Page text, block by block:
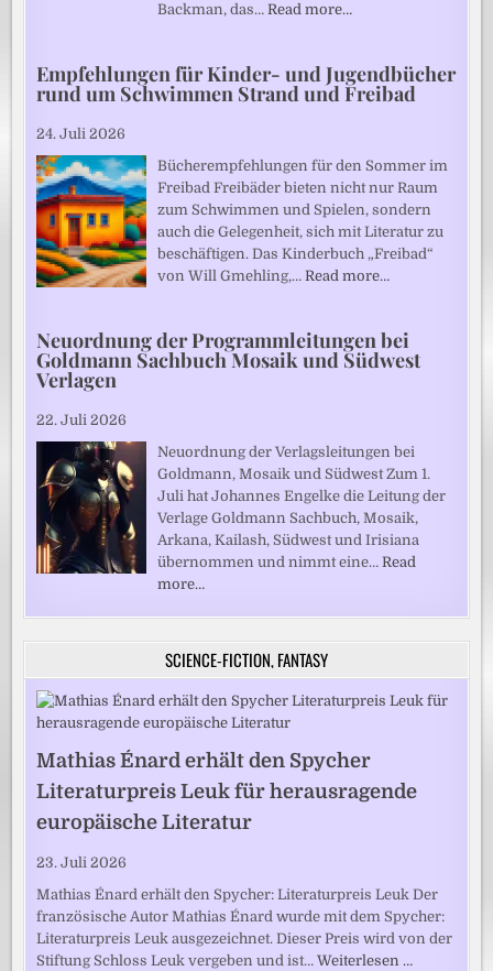
Backman, das…Read more…
Empfehlungen für Kinder- und Jugendbücher
rund um Schwimmen Strand und Freibad
24. Juli 2026
Bücherempfehlungen für den Sommer im
Freibad Freibäder bieten nicht nur Raum
zum Schwimmen und Spielen, sondern
auch die Gelegenheit, sich mit Literatur zu
beschäftigen. Das Kinderbuch „Freibad“
von Will Gmehling,…Read more…
Neuordnung der Programmleitungen bei
Goldmann Sachbuch Mosaik und Südwest
Verlagen
22. Juli 2026
Neuordnung der Verlagsleitungen bei
Goldmann, Mosaik und Südwest Zum 1.
Juli hat Johannes Engelke die Leitung der
Verlage Goldmann Sachbuch, Mosaik,
Arkana, Kailash, Südwest und Irisiana
übernommen und nimmt eine…Read
more…
SCIENCE-FICTION, FANTASY
Mathias Énard erhält den Spycher
Literaturpreis Leuk für herausragende
europäische Literatur
23. Juli 2026
Mathias Énard erhält den Spycher: Literaturpreis Leuk Der
französische Autor Mathias Énard wurde mit dem Spycher:
Literaturpreis Leuk ausgezeichnet. Dieser Preis wird von der
Stiftung Schloss Leuk vergeben und ist…Weiterlesen …